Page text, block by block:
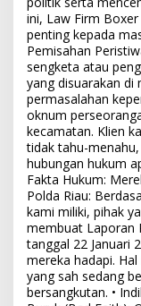
ini, Law Firm
penting kepada
Pemisahan
sengketa atau
yang disuarakan di
permasalahan
oknum
kecamatan. Klien
tidak tahu-
hubungan hukum
Fakta Hukum:
Polda Riau:
kami miliki, pihak
membuat Laporan
tanggal 22 Januari
mereka hadapi.
yang sah sedang
bersangkutan. •